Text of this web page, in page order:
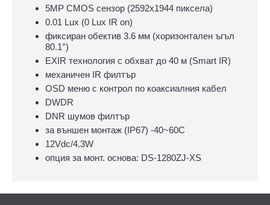
5MP CMOS сензор (2592x1944 пиксела)
0.01 Lux (0 Lux IR on)
фиксиран обектив 3.6 мм (хоризонтален ъгъл
80.1°)
EXIR технология с обхват до 40 м (Smart IR)
механичен IR филтър
OSD меню с контрол по коаксиалния кабел
DWDR
DNR шумов филтър
за външен монтаж (IP67) -40~60C
12Vdc/4.3W
опция за монт. основа: DS-1280ZJ-XS